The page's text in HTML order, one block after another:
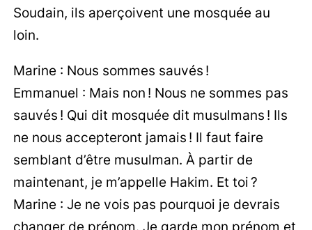
Soudain, ils aperçoivent une mosquée au
loin.
Marine : Nous sommes sauvés !
Emmanuel : Mais non ! Nous ne sommes pas
sauvés ! Qui dit mosquée dit musulmans ! Ils
ne nous accepteront jamais ! Il faut faire
semblant d’être musulman. À partir de
maintenant, je m’appelle Hakim. Et toi ?
Marine : Je ne vois pas pourquoi je devrais